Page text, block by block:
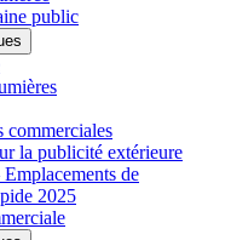
public
commerciales
la publicité extérieure
de
2025